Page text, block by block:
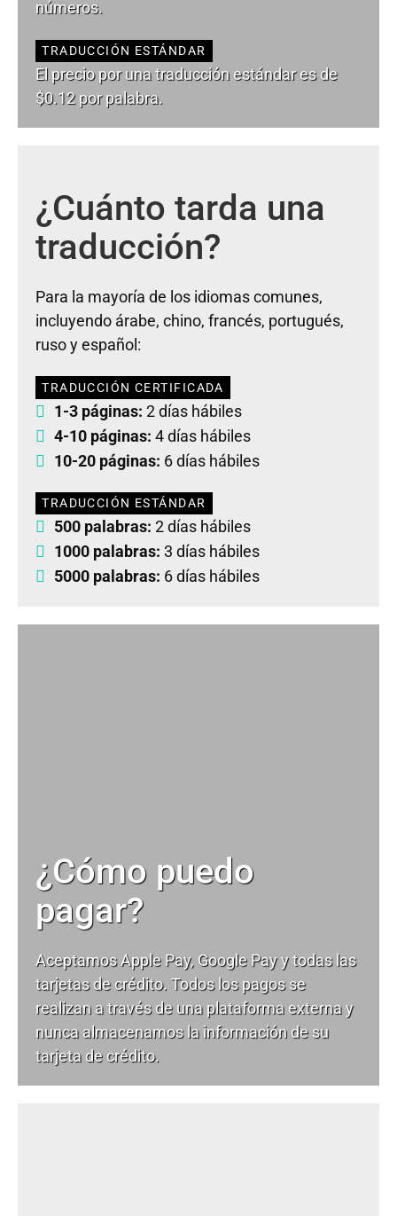
números.
TRADUCCIÓN ESTÁNDAR
El precio por una traducción estándar es de
$0.12 por palabra.
¿Cuánto tarda una
traducción?
Para la mayoría de los idiomas comunes,
incluyendo árabe, chino, francés, portugués,
ruso y español:
TRADUCCIÓN CERTIFICADA
1-3 páginas: 2 días hábiles
4-10 páginas: 4 días hábiles
10-20 páginas: 6 días hábiles
TRADUCCIÓN ESTÁNDAR
500 palabras: 2 días hábiles
1000 palabras: 3 días hábiles
5000 palabras: 6 días hábiles
¿Cómo puedo
pagar?
Aceptamos Apple Pay, Google Pay y todas las
tarjetas de crédito. Todos los pagos se
realizan a través de una plataforma externa y
nunca almacenamos la información de su
tarjeta de crédito.